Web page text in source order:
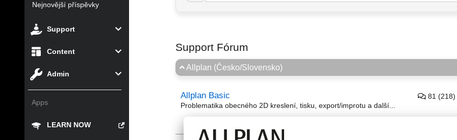
Nejnovější příspěvky
Support
Content
Admin
Apps
LEARN NOW
Support Fórum
Allplan (Česko/Slovensko)
Allplan Basic
Problematika obecného 2D kreslení, tisku, export/improtu a další...
81 (218)